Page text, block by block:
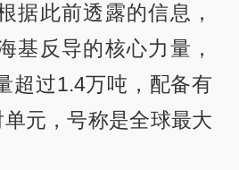
据此前透露的信息，
基反导的核心力量，
超过1.4万吨，配备有
元，号称是全球最大